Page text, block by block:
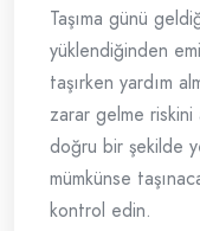
Taşıma günü
yüklendiğinden
taşırken yardım
zarar gelme riskini
doğru bir şekilde
mümkünse
kontrol edin.